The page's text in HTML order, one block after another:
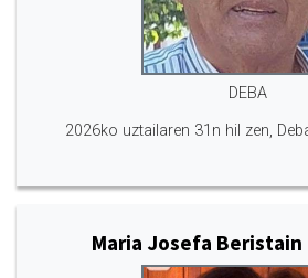
DEBA
2026ko uztailaren 31n hil zen,
Maria Josefa